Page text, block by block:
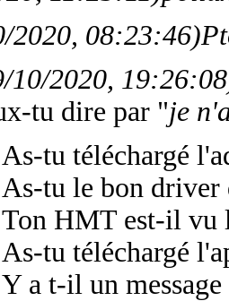
2020, 08:23:46)
10/2020,
tu dire par "je
As-tu téléchargé
As-tu le bon driver
Ton HMT est-il vu
As-tu téléchargé
Y a t-il un